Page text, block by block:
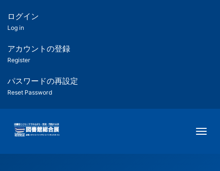
ツ
匿
名
ユ
ー
ー
用
メ
ログイン
Log in
アカウントの登録
Register
パスワードの再設定
Reset Password